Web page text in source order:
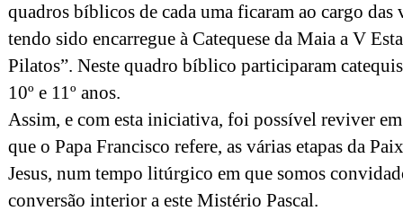
quadros bíblicos de cada uma ficaram ao cargo das
tendo sido encarregue à Catequese da Maia a V
Pilatos”. Neste quadro bíblico participaram
10º e 11º anos.
Assim, e com esta iniciativa, foi possível reviver
que o Papa Francisco refere, as várias etapas da
Jesus, num tempo litúrgico em que somos
conversão interior a este Mistério Pascal.